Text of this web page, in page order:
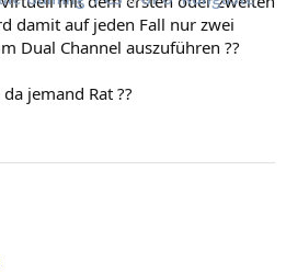
damit auf jeden Fall nur zwei
Dual Channel auszuführen ??
jemand Rat ??